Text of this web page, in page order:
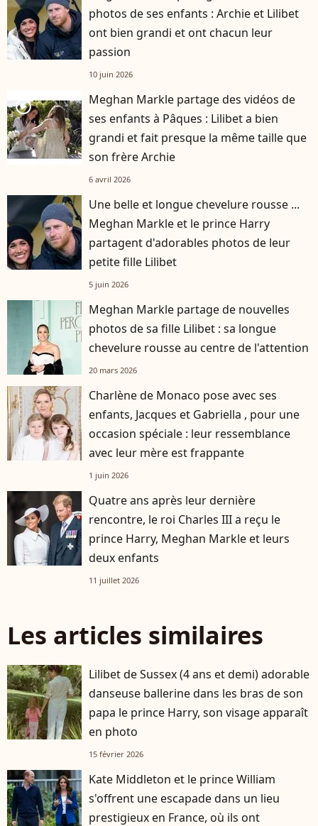
photos de ses enfants : Archie et Lilibet
ont bien grandi et ont chacun leur
passion
10 juin 2026
player2
Meghan Markle partage des vidéos de
ses enfants à Pâques : Lilibet a bien
grandi et fait presque la même taille que
son frère Archie
6 avril 2026
Une belle et longue chevelure rousse ...
Meghan Markle et le prince Harry
partagent d'adorables photos de leur
petite fille Lilibet
5 juin 2026
Meghan Markle partage de nouvelles
photos de sa fille Lilibet : sa longue
chevelure rousse au centre de l'attention
20 mars 2026
Charlène de Monaco pose avec ses
enfants, Jacques et Gabriella , pour une
occasion spéciale : leur ressemblance
avec leur mère est frappante
1 juin 2026
Quatre ans après leur dernière
rencontre, le roi Charles III a reçu le
prince Harry, Meghan Markle et leurs
deux enfants
11 juillet 2026
Les articles similaires
Lilibet de Sussex (4 ans et demi) adorable
danseuse ballerine dans les bras de son
papa le prince Harry, son visage apparaît
en photo
15 février 2026
Kate Middleton et le prince William
s'offrent une escapade dans un lieu
prestigieux en France, où ils ont